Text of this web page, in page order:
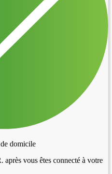
domicile
vous êtes connecté à votre